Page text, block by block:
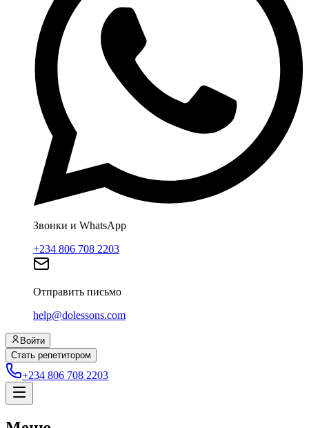
Звонки и WhatsApp
+234 806 708 2203
Отправить письмо
help@dolessons.com
Войти
Стать репетитором
+234 806 708 2203